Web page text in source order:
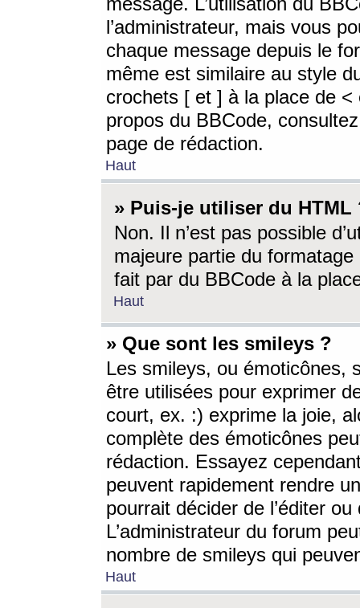
l’administrateur, mais vous
chaque message depuis le
même est similaire au style
crochets [ et ] à la place de <
propos du BBCode,
page de rédaction.
Haut
» Puis-je utiliser du HTML
Non. Il n’est pas possible
majeure partie du
fait par du BBCode à la
Haut
» Que sont les smileys ?
Les smileys, ou émoticônes,
être utilisées pour exprimer
court, ex. :) exprime la joie,
complète des émoticônes
rédaction. Essayez
peuvent rapidement rendre
pourrait décider de l’éditer
L’administrateur du forum
nombre de smileys qui
Haut